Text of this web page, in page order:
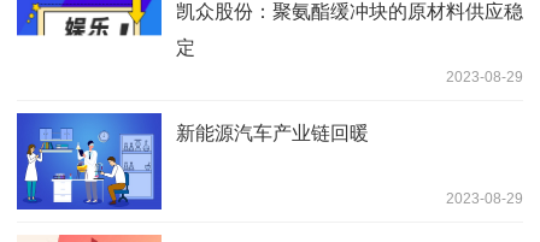
​凯众股份：聚氨酯缓冲块的原材料供应稳
定
2023-08-29
新能源汽车产业链回暖
2023-08-29